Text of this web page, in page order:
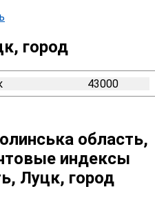
город
43000
область,
индексы
Луцк, город